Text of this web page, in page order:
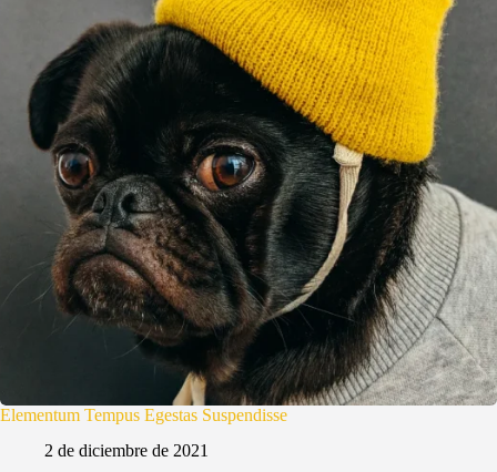
Elementum Tempus Egestas Suspendisse
2 de diciembre de 2021